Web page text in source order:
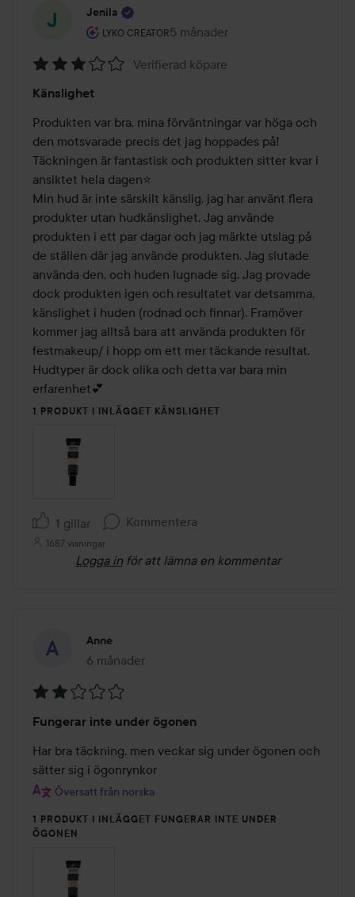
Jenila
LYKO CREATOR
Användarens roll: Lyko Creator.
5 månader
Inlägget skapades 5 månader
3
av
5
Verifierad köpare
Känslighet
Produkten var bra, mina förväntningar var höga och
den motsvarade precis det jag hoppades på!
Täckningen är fantastisk och produkten sitter kvar i
ansiktet hela dagen⭐️
Min hud är inte särskilt känslig, jag har använt flera
produkter utan hudkänslighet. Jag använde
produkten i ett par dagar och jag märkte utslag på
de ställen där jag använde produkten. Jag slutade
använda den, och huden lugnade sig. Jag provade
dock produkten igen och resultatet var detsamma,
känslighet i huden (rodnad och finnar). Framöver
kommer jag alltså bara att använda produkten för
festmakeup/ i hopp om ett mer täckande resultat.
Hudtyper är dock olika och detta var bara min
erfarenhet💕
1 PRODUKT I INLÄGGET KÄNSLIGHET
1 gillar Kommentera
1687 visningar
Logga in för att lämna en kommentar
Anne
6 månader
Inlägget skapades 6 månader
2
av
5
Fungerar inte under ögonen
Har bra täckning, men veckar sig under ögonen och
sätter sig i ögonrynkor
Översatt från norska
1 PRODUKT I INLÄGGET FUNGERAR INTE UNDER
ÖGONEN